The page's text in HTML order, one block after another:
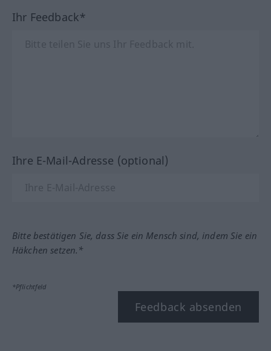
Ihr Feedback*
Ihre E-Mail-Adresse (optional)
Bitte bestätigen Sie, dass Sie ein Mensch sind, indem Sie ein
Häkchen setzen.*
*Pflichtfeld
Feedback absenden